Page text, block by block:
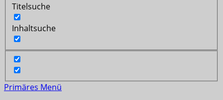
Titelsuche
Inhaltsuche
Primäres Menü